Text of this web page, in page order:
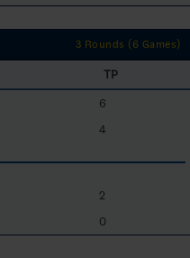
3 Rounds (6 Games)
TP
6
4
2
0